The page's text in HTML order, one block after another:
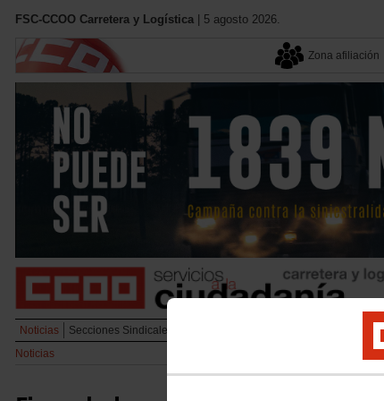
FSC-CCOO Carretera y Logística | 5 agosto 2026.
Zona afiliación
Noticias Secciones Sindicales
Noticias